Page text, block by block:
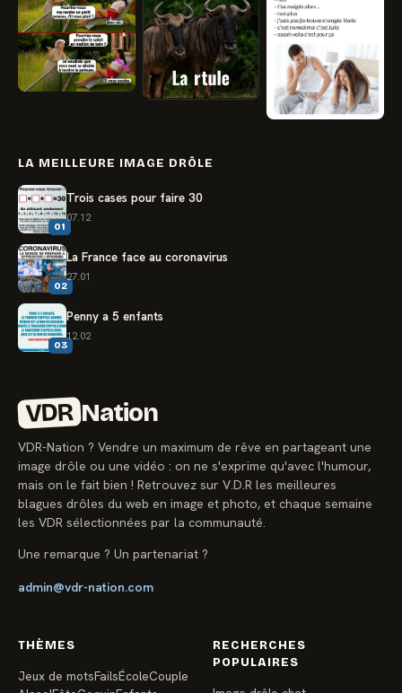
LA MEILLEURE IMAGE DRÔLE
01
Trois cases pour faire 30
07.12
02
La France face au coronavirus
27.01
03
Penny a 5 enfants
12.02
VDR Nation
VDR-Nation ? Vendre un maximum de rêve en partageant une
image drôle ou une vidéo : on ne s'exprime qu'avec l'humour,
mais on le fait bien ! Retrouvez sur V.D.R les meilleures
blagues drôles du web en image et photo, et chaque semaine
les VDR sélectionnées par la communauté.
Une remarque ? Un partenariat ?
admin@vdr-nation.com
THÈMES
Jeux de motsFailsÉcoleCouple
RECHERCHES
POPULAIRES